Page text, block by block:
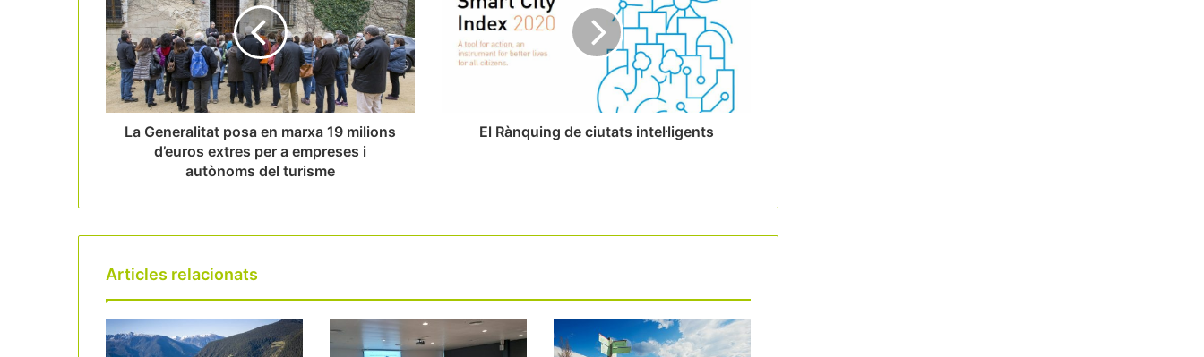
Les platges sense fum ja arriben a
prop del 80% del litoral barceloní
La Generalitat posa en marxa 19 milions
d’euros extres per a empreses i
autònoms del turisme
El Rànquing de ciutats intel·ligents
Articles relacionats